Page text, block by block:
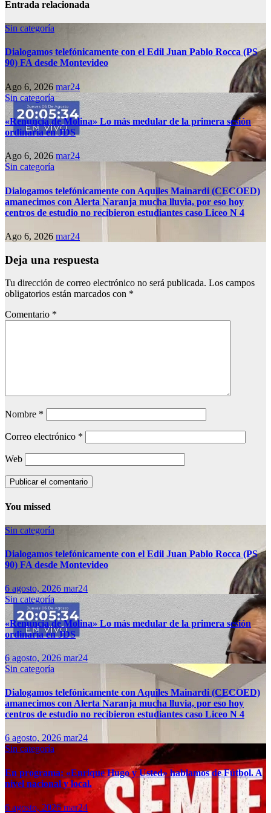
Entrada relacionada
Sin categoría
Dialogamos telefónicamente con el Edil Juan Pablo Rocca (PS
90) FA desde Montevideo
Ago 6, 2026 mar24
Sin categoría
«Renuncia de Molina» Lo más medular de la primera sesión
ordinaria en JDS
Ago 6, 2026 mar24
Sin categoría
Dialogamos telefónicamente con Aquiles Mainardi (CECOED)
amanecimos con Alerta Naranja mucha lluvia, por eso hoy
centros de estudio no recibieron estudiantes caso Liceo N 4
Ago 6, 2026 mar24
Deja una respuesta
Tu dirección de correo electrónico no será publicada. Los campos
obligatorios están marcados con *
Comentario *
Nombre *
Correo electrónico *
Web
You missed
Sin categoría
Dialogamos telefónicamente con el Edil Juan Pablo Rocca (PS
90) FA desde Montevideo
6 agosto, 2026 mar24
Sin categoría
«Renuncia de Molina» Lo más medular de la primera sesión
ordinaria en JDS
6 agosto, 2026 mar24
Sin categoría
Dialogamos telefónicamente con Aquiles Mainardi (CECOED)
amanecimos con Alerta Naranja mucha lluvia, por eso hoy
centros de estudio no recibieron estudiantes caso Liceo N 4
6 agosto, 2026 mar24
Sin categoría
En programa: «Enrique Hugo y Usted» hablamos de Fútbol. A
nivel nacional y local.
6 agosto, 2026mar24